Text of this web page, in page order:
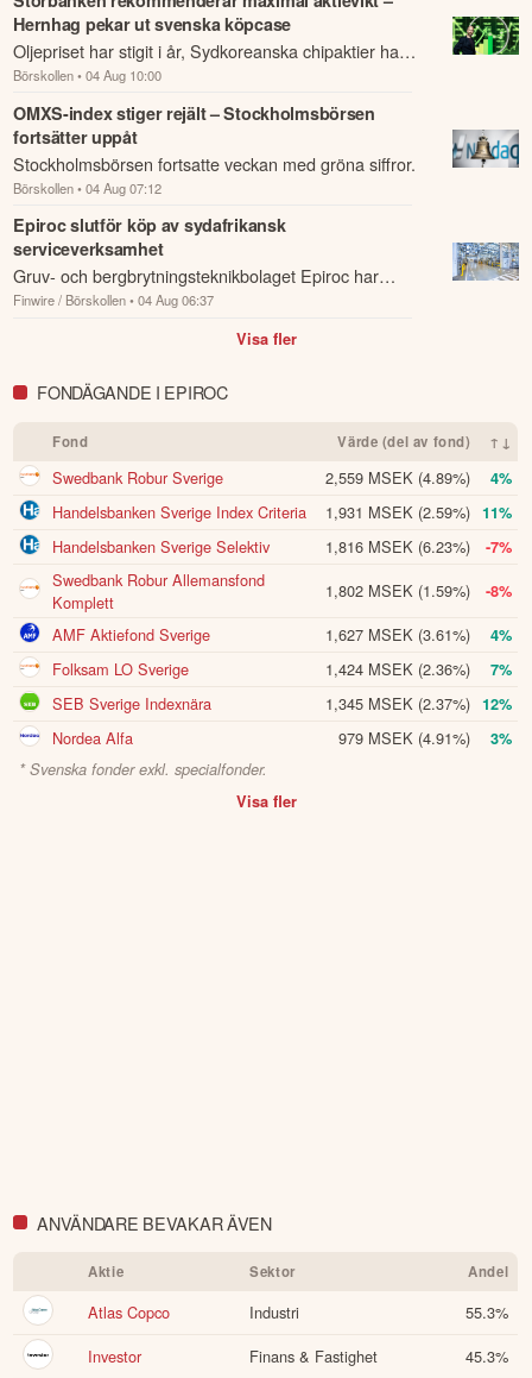
Hernhag pekar ut svenska köpcase
Oljepriset har stigit i år, Sydkoreanska chipaktier har
fallit och SpaceX har rasat efter sin börsnotering.
Börskollen • 04 Aug 10:00
OMXS-index stiger rejält – Stockholmsbörsen
fortsätter uppåt
Stockholmsbörsen fortsatte veckan med gröna siffror.
Börskollen • 04 Aug 07:12
Epiroc slutför köp av sydafrikansk
serviceverksamhet
Gruv- och bergbrytningsteknikbolaget Epiroc har
slutfört förvärvet av verksamheten i sydafrikanska
Eventspec, en leverantör av eftermarknads...
Finwire / Börskollen • 04 Aug 06:37
Visa fler
FONDÄGANDE I EPIROC
Fond Värde (del av fond) ↑↓
Swedbank Robur Sverige 2,559 MSEK (4.89%) 4%
Handelsbanken Sverige Index Criteria 1,931 MSEK (2.59%) 11%
Handelsbanken Sverige Selektiv 1,816 MSEK (6.23%) -7%
Swedbank Robur Allemansfond
Komplett
1,802 MSEK (1.59%) -8%
AMF Aktiefond Sverige 1,627 MSEK (3.61%) 4%
Folksam LO Sverige 1,424 MSEK (2.36%) 7%
SEB Sverige Indexnära 1,345 MSEK (2.37%) 12%
Nordea Alfa 979 MSEK (4.91%)
3%
* Svenska fonder exkl. specialfonder.
Visa fler
ANVÄNDARE BEVAKAR ÄVEN
Aktie Sektor Andel
Atlas Copco Industri 55.3%
Investor
Finans & Fastighet 45.3%